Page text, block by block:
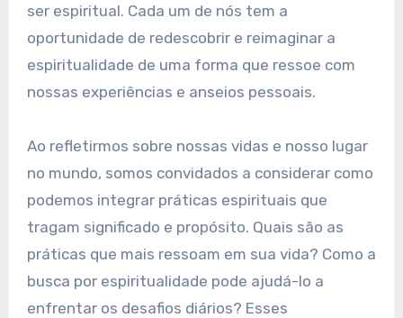
ser espiritual. Cada um de nós tem a
oportunidade de redescobrir e reimaginar a
espiritualidade de uma forma que ressoe com
nossas experiências e anseios pessoais.
Ao refletirmos sobre nossas vidas e nosso lugar
no mundo, somos convidados a considerar como
podemos integrar práticas espirituais que
tragam significado e propósito. Quais são as
práticas que mais ressoam em sua vida? Como a
busca por espiritualidade pode ajudá-lo a
enfrentar os desafios diários? Esses